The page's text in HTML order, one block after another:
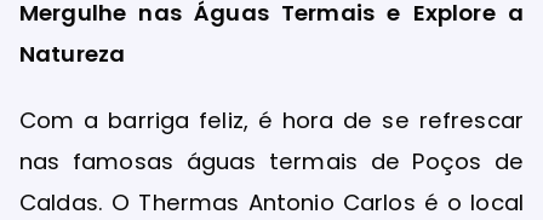
Mergulhe nas Águas Termais e Explore a
Natureza
Com a barriga feliz, é hora de se refrescar
nas famosas águas termais de Poços de
Caldas. O Thermas Antonio Carlos é o local